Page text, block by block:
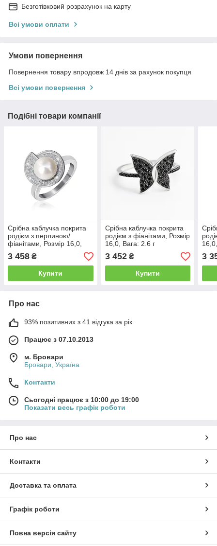
Безготівковий розрахунок на карту
Всі умови оплати
Умови повернення
Повернення товару впродовж 14 днів за рахунок покупця
Всі умови повернення
Подібні товари компанії
Срібна каблучка покрита
родієм з перлиною/
фіанітами, Розмір 16,0,
Вага: 4.3 г
3 458 ₴
Купити
Срібна каблучка покрита
родієм з фіанітами, Розмір
16,0, Вага: 2.6 г
3 452₴
Купити
3
Про нас
93% позитивних з 41 відгука за рік
Працює з 07.10.2013
м. Бровари
Бровари, Україна
Контакти
Сьогодні працює з 10:00 до 19:00
Показати весь графік роботи
Про нас
Контакти
Доставка та оплата
Графік роботи
Повна версія сайту